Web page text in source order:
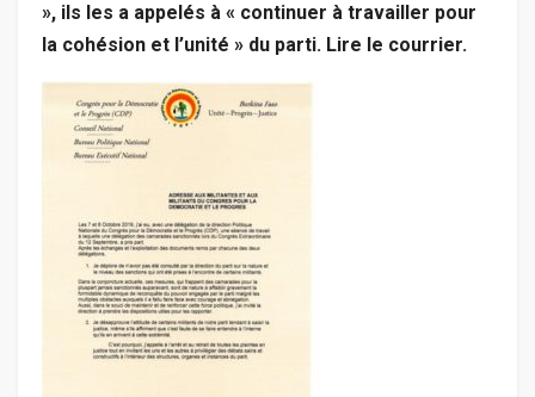
», ils les a appelés à « continuer à travailler pour
la cohésion et l’unité » du parti. Lire le courrier.